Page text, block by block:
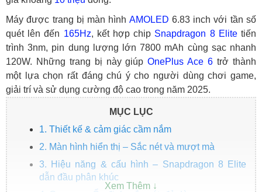
Máy được trang bị màn hình AMOLED 6.83 inch với tần số
quét lên đến 165Hz, kết hợp chip Snapdragon 8 Elitetiến
trình 3nm, pin dung lượng lớn 7800 mAh cùng sạc nhanh
120W. Những trang bị này giúpOnePlus Ace 6 trở thành
một lựa chọn rất đáng chú ý cho người dùng chơi game,
giải trí và sử dụng cường độ cao trong năm 2025.
MỤC LỤC
1. Thiết kế & cảm giác cầm nắm
2. Màn hình hiển thị – Sắc nét và mượt mà
3. Hiệu năng & cấu hình – Snapdragon 8 Elite
dẫn đầu phân khúc